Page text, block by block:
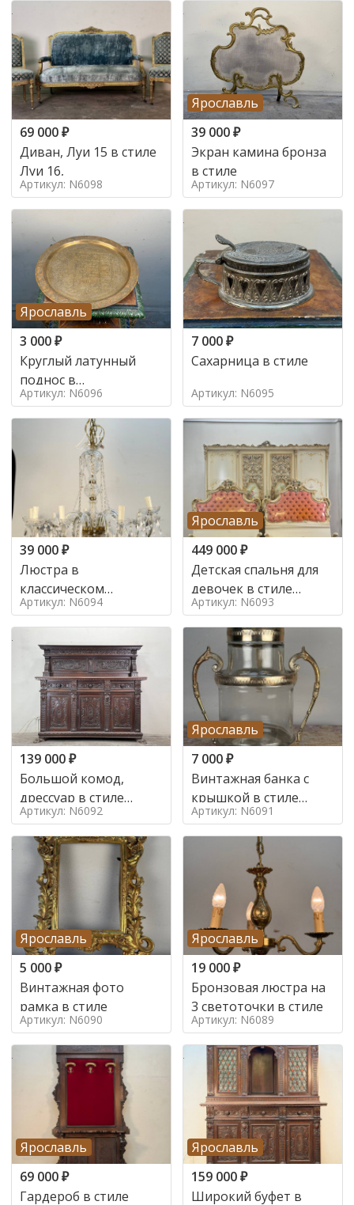
69 000₽
Диван, Луи 15 в стиле
Луи 16,
Артикул: N6098
Ярославль
39 000₽
Экран камина бронза
в стиле
Артикул: N6097
Ярославль
3 000₽
Круглый латунный
поднос в
марокканском стиле в
стиле
Артикул: N6096
7 000₽
Сахарница в стиле
Артикул: N6095
39 000₽
Люстра в
классическом
итальянском стиле на
10 ламп. в стиле
Артикул: N6094
Ярославль
449 000₽
Детская спальня для
девочек в стиле
итальянского барокко
в стиле
Артикул: N6093
139 000₽
Большой комод,
дрессуар в стиле
ренессанс,
Артикул: N6092
Ярославль
7 000₽
Винтажная банка с
крышкой в стиле
Италия,
Артикул: N6091
Ярославль
5 000₽
Винтажная фото
рамка в стиле
Артикул: N6090
Ярославль
19 000₽
Бронзовая люстра на
3 светоточки в стиле
Артикул: N6089
Ярославль
69 000₽
Гардероб в стиле
Ярославль
159 000₽
Широкий буфет в